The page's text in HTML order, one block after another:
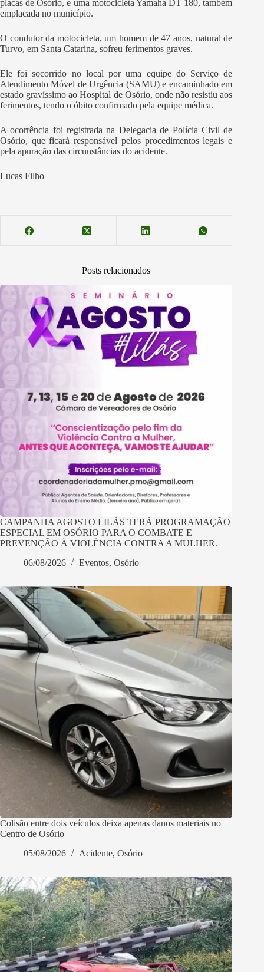
placas de Osório, e uma motocicleta Yamaha DT 180, também
emplacada no município.
O condutor da motocicleta, um homem de 47 anos, natural de
Turvo, em Santa Catarina, sofreu ferimentos graves.
Ele foi socorrido no local por uma equipe do Serviço de
Atendimento Móvel de Urgência (SAMU) e encaminhado em
estado gravíssimo ao Hospital de Osório, onde não resistiu aos
ferimentos, tendo o óbito confirmado pela equipe médica.
A ocorrência foi registrada na Delegacia de Polícia Civil de
Osório, que ficará responsável pelos procedimentos legais e
pela apuração das circunstâncias do acidente.
Lucas Filho
Posts relacionados
CAMPANHA AGOSTO LILÁS TERÁ PROGRAMAÇÃO
ESPECIAL EM OSÓRIO PARA O COMBATE E
PREVENÇÃO À VIOLÊNCIA CONTRA A MULHER.
06/08/2026
Eventos, Osório
Colisão entre dois veículos deixa apenas danos materiais no
Centro de Osório
05/08/2026
Acidente, Osório